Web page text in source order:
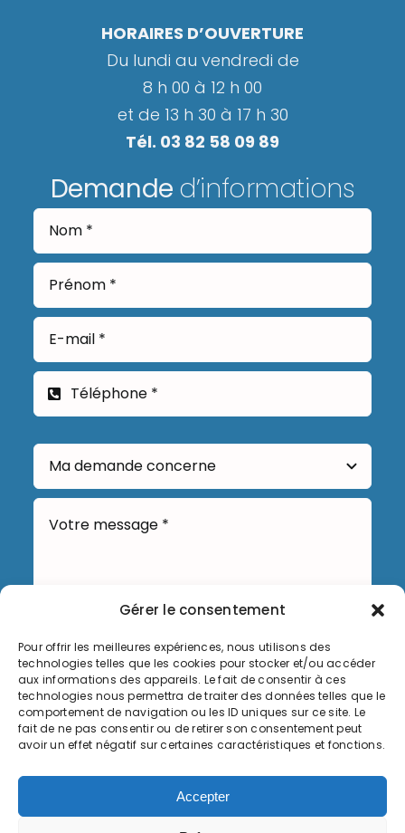
Gérer le consentement
Pour offrir les meilleures expériences, nous utilisons des
technologies telles que les cookies pour stocker et/ou accéder
aux informations des appareils. Le fait de consentir à ces
technologies nous permettra de traiter des données telles que le
comportement de navigation ou les ID uniques sur ce site. Le
fait de ne pas consentir ou de retirer son consentement peut
avoir un effet négatif sur certaines caractéristiques et fonctions.
Accepter
HORAIRES D’OUVERTURE
Du lundi au vendredi de
8 h 00 à 12 h 00
et de 13 h 30 à 17 h 30
Tél. 03 82 58 09 89
Demande d’informations
Envoyer
Informations légales
Politique de cookies (UE)